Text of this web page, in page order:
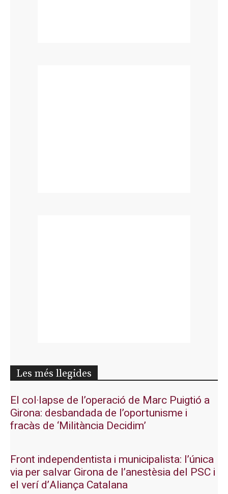
Les més llegides
El col·lapse de l’operació de Marc Puigtió a
Girona: desbandada de l’oportunisme i
fracàs de ‘Militància Decidim’
Front independentista i municipalista: l’única
via per salvar Girona de l’anestèsia del PSC i
el verí d’Aliança Catalana